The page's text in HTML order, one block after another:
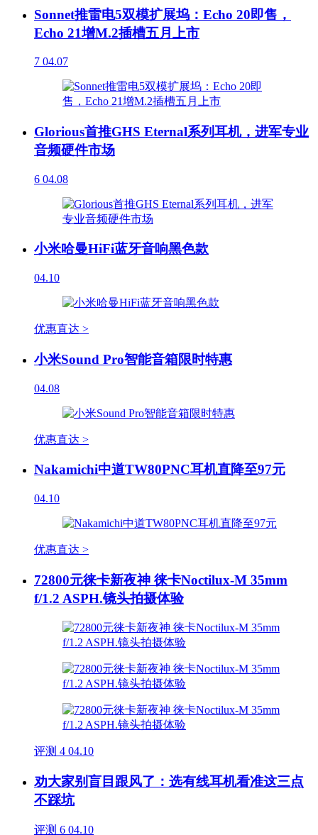
Sonnet推雷电5双模扩展坞：Echo 20即售，
Echo 21增M.2插槽五月上市
7 04.07
Glorious首推GHS Eternal系列耳机，进军专业
音频硬件市场
6 04.08
小米哈曼HiFi蓝牙音响黑色款
04.10
优惠直达 >
小米Sound Pro智能音箱限时特惠
04.08
优惠直达 >
Nakamichi中道TW80PNC耳机直降至97元
04.10
优惠直达 >
72800元徕卡新夜神 徕卡Noctilux-M 35mm
f/1.2 ASPH.镜头拍摄体验
评测 4 04.10
劝大家别盲目跟风了：选有线耳机看准这三点
不踩坑
评测 6 04.10